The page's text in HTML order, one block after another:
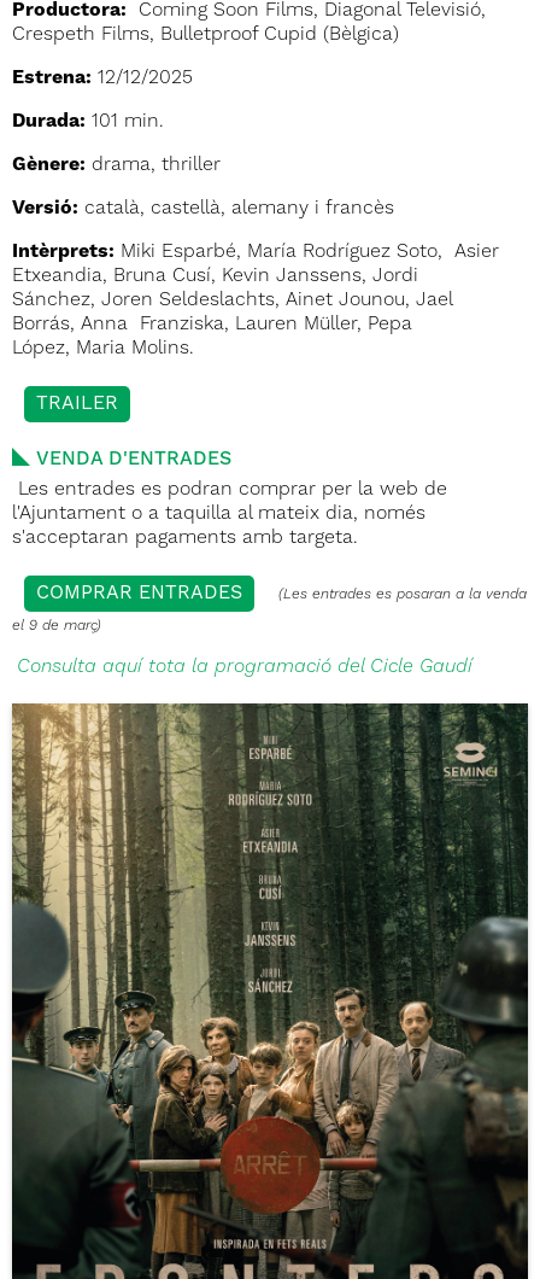
Productora: Coming Soon Films, Diagonal Televisió,
Crespeth Films, Bulletproof Cupid (Bèlgica)
Estrena: 12/12/2025
Durada: 101 min.
Gènere: drama, thriller
Versió: català, castellà, alemany i francès
Intèrprets: Miki Esparbé, María Rodríguez Soto, Asier
Etxeandia, Bruna Cusí, Kevin Janssens, Jordi
Sánchez, Joren Seldeslachts, Ainet Jounou, Jael
Borrás, Anna Franziska, Lauren Müller, Pepa
López, Maria Molins.
TRAILER
VENDA D'ENTRADES
Les entrades es podran comprar per la web de
l'Ajuntament o a taquilla al mateix dia, només
s'acceptaran pagaments amb targeta.
COMPRAR ENTRADES (Les entrades es posaran a la venda
el 9 de març)
Consulta aquí tota la programació del Cicle Gaudí